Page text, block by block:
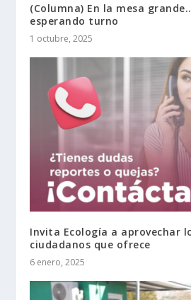
(Columna) En la mesa
esperando turno
1 octubre, 2025
Invita Ecología a aprovechar
ciudadanos que ofrece
6 enero, 2025